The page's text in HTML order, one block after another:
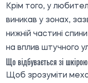
Крім того, у
виникав у зонах,
нижній частині
на вплив штучного
Що відбувається зі
Щоб зрозуміти